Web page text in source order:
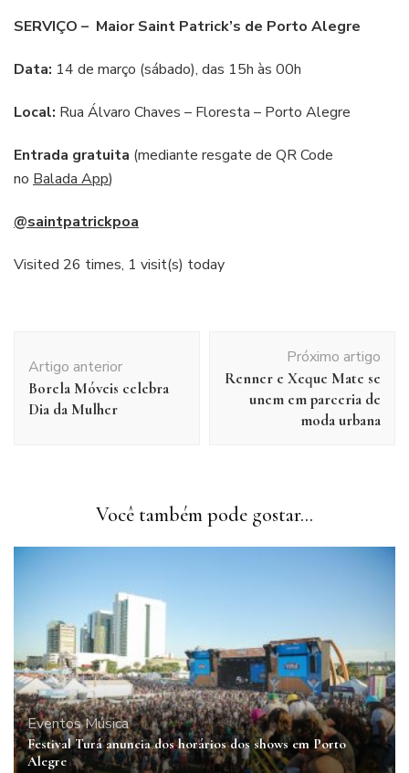
SERVIÇO – Maior Saint Patrick’s de Porto Alegre
Data: 14 de março (sábado), das 15h às 00h
Local: Rua Álvaro Chaves – Floresta – Porto Alegre
Entrada gratuita (mediante resgate de QR Code
no Balada App)
@saintpatrickpoa
Visited 26 times, 1 visit(s) today
de
post
Artigo anterior
Borela Móveis celebra
Dia da Mulher
Próximo artigo
Renner e Xeque Mate se
unem em parceria de
moda urbana
Você também pode gostar...
EventosMúsica
Festival Turá anuncia dos horários dos shows em Porto
Alegre